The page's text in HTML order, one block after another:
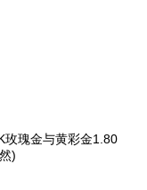
玫瑰金与黄彩金1.80
然)